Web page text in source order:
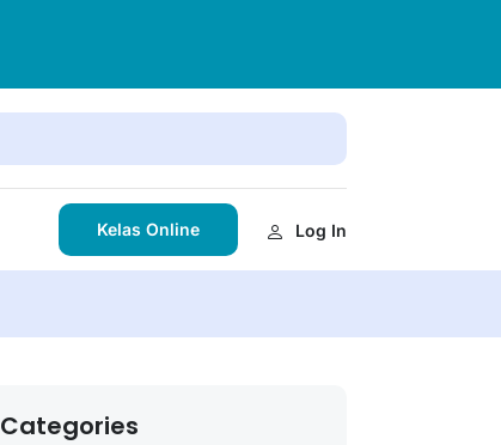
Kelas Online Log In
Categories